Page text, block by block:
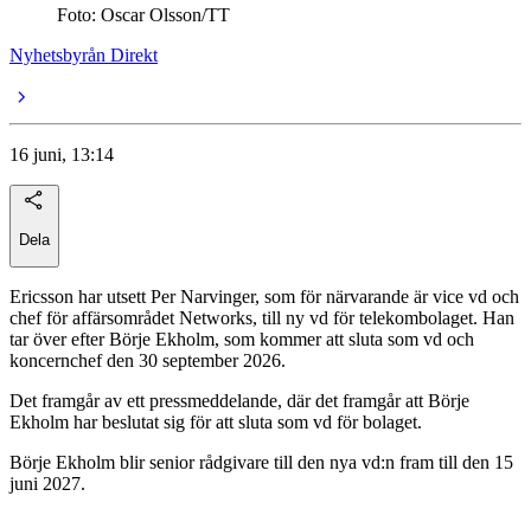
Foto: Oscar Olsson/TT
Nyhetsbyrån Direkt
16 juni, 13:14
Dela
Ericsson har utsett Per Narvinger, som för närvarande är vice vd och
chef för affärsområdet Networks, till ny vd för telekombolaget. Han
tar över efter Börje Ekholm, som kommer att sluta som vd och
koncernchef den 30 september 2026.
Det framgår av ett pressmeddelande, där det framgår att Börje
Ekholm har beslutat sig för att sluta som vd för bolaget.
Börje Ekholm blir senior rådgivare till den nya vd:n fram till den 15
juni 2027.